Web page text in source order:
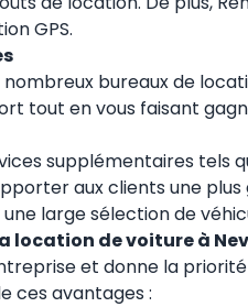
GPS.
bureaux de
tout en vous faisant
supplémentaires tels
aux clients une
large sélection de
location de voiture à
et donne la
ces avantages :